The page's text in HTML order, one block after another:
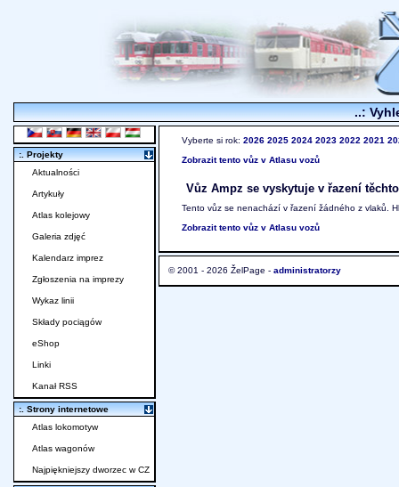
..:
Vyberte si rok: 2026 2025 2024 2023 2022 2021
Zobrazit tento vůz v Atlasu vozů
Vůz Ampz se vyskytuje v řazení
Tento vůz se nenachází v řazení žádného z vlaků.
Zobrazit tento vůz v Atlasu vozů
© 2001 - 2026 ŽelPage - administratorzy
:. Projekty
Aktualności
Artykuły
Atlas kolejowy
Galeria zdjęć
Kalendarz imprez
Zgłoszenia na imprezy
Wykaz linii
Składy pociągów
eShop
Linki
Kanał RSS
:. Strony internetowe
Atlas lokomotyw
Atlas wagonów
Najpiękniejszy dworzec w CZ